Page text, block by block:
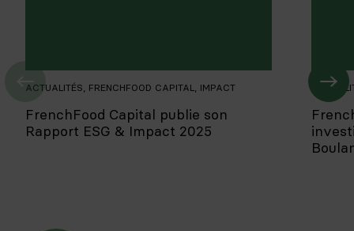
ACTUALITÉS FRENCHFOOD CAPITAL IMPACT
FrenchFood Capital publie son
Rapport ESG & Impact 2025